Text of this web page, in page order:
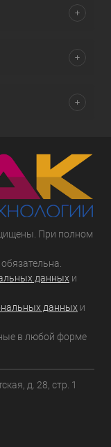
При полном
данных и
данных и
в любой форме
д. 28, стр. 1